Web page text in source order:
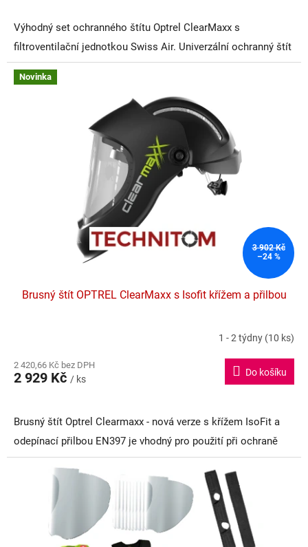
Výhodný set ochranného štítu Optrel ClearMaxx s
filtroventilační jednotkou Swiss Air. Univerzální ochranný štít
pro širokou škálu použití - broušení, vrtání, zpracování dřeva
apod.
Zcela nový brusný štít:
+++ VÍCE KOMFORTU
+++ VÍCE VZDUCHU
+++ VÍCE VÝHLEDU
Novinka
3 902 Kč
–24 %
Brusný štít OPTREL ClearMaxx s Isofit křížem a přilbou
produktu
je
5
1 - 2 týdny (10 ks)
2 420,66 Kč bez DPH
2 929 Kč / ks
Do košíku
Brusný štít Optrel Clearmaxx - nová verze s křížem IsoFit a
odepínací přilbou EN397 je vhodný pro použití při ochraně
očí, tváře a krku před prachem a částicemi především z
broušení nebo obrábění. Plášť je vyrobený z polyamidu a
průzor z polykarbonátu odolný proti odletujícím částicím dle